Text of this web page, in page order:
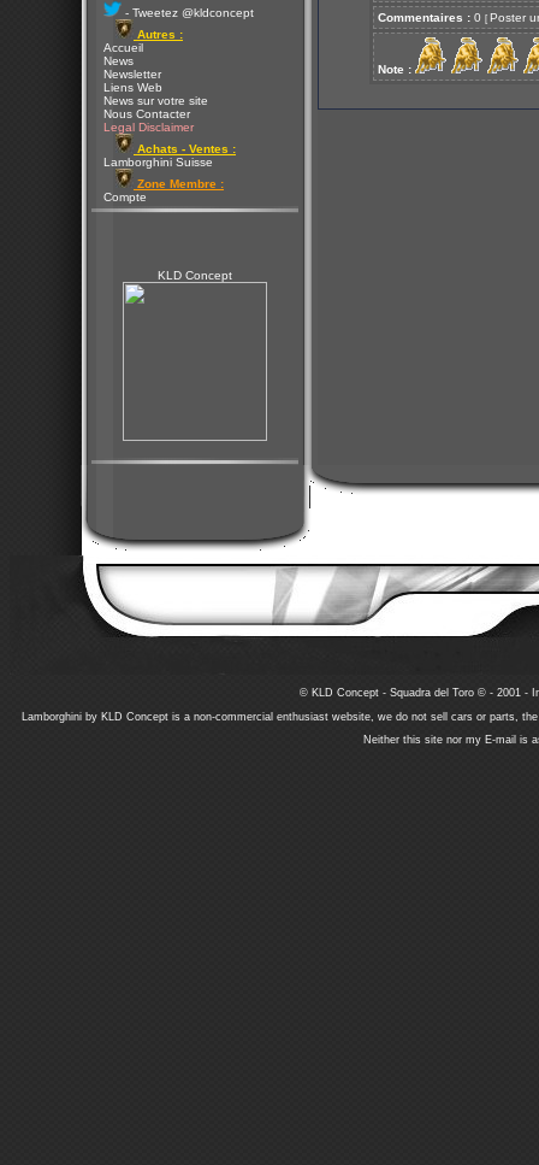
- Tweetez @kldconcept
Autres :
Accueil
News
Newsletter
Liens Web
News sur votre site
Nous Contacter
Legal Disclaimer
Achats - Ventes :
Lamborghini Suisse
Zone Membre :
Compte
KLD Concept
Commentaires : 0 [ Poster
Note :
© KLD Concept - Squadra del Toro © - 2001 -
Lamborghini by KLD Concept is a non-commercial enthusiast website, we do not sell cars or parts,
Neither this site nor my E-mail is